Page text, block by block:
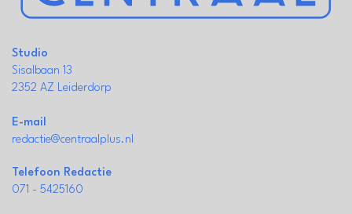
Studio
Sisalbaan 13
2352 AZ Leiderdorp
E-mail
redactie@centraalplus.nl
Telefoon Redactie
071 - 5425160